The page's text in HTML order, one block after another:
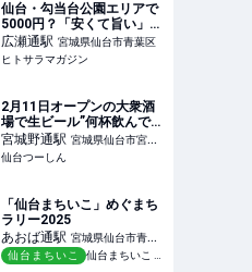
仙台・勾当台公園エリアで
5000円？「安くて旨い」大
人のためのコスパ酒場を厳
選 │ ヒトサラマガジン
広瀬通駅 宮城県仙台市青葉区
ヒトサラマガジン
2月11日オープンの大衆酒
場で生ビール”何杯飲んで
も”0円キャンペーンをする
みたい。
宮城野通駅 宮城県仙台市宮城
野区
仙台つーしん
「仙台まちいこ」めぐまち
ラリー2025
あおば通駅 宮城県仙台市青葉
区仙台まちいこ 仙台まちいこ めぐまちラリー2025